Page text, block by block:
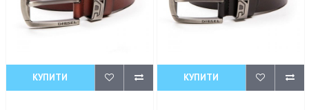
КУПИТИ КУПИТИ